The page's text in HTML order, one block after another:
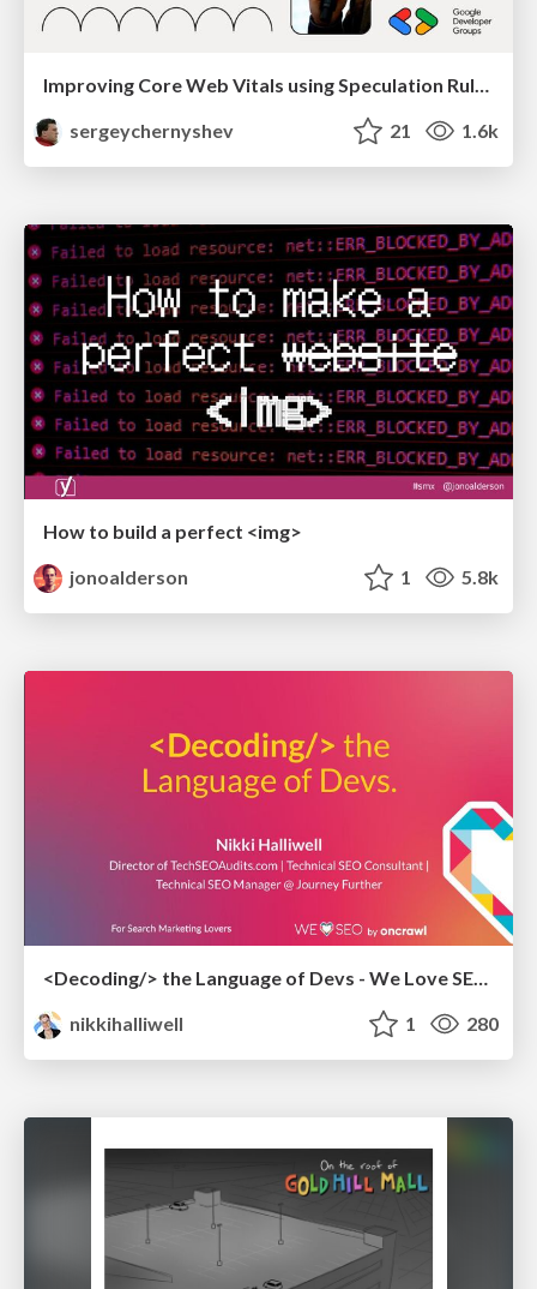
sergeychernyshev
21 1.6k
How to build a perfect <img>
jonoalderson
1 5.8k
<Decoding/> the Language of Devs - We Love SEO 2024
nikkihalliwell
1 280